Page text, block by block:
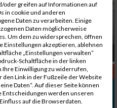
World Run
MEHR SPORT
oder greifen auf Informationen auf
in cookie und anderen
Daten zu verarbeiten. Einige
Daten möglicherweise
Um dem zu widersprechen, öffnen
Einstellungen akzeptieren, ablehnen
„Einstellungen verwalten“
Schaltfläche in der linken
Einwilligung zu widerrufen,
den Link in der Fußzeile der Website
Daten“. Auf dieser Seite können
Entscheidungen werden unseren
auf die Browserdaten.